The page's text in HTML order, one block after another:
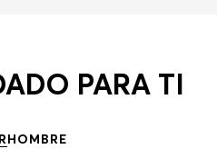
PARA TI
HOMBRE